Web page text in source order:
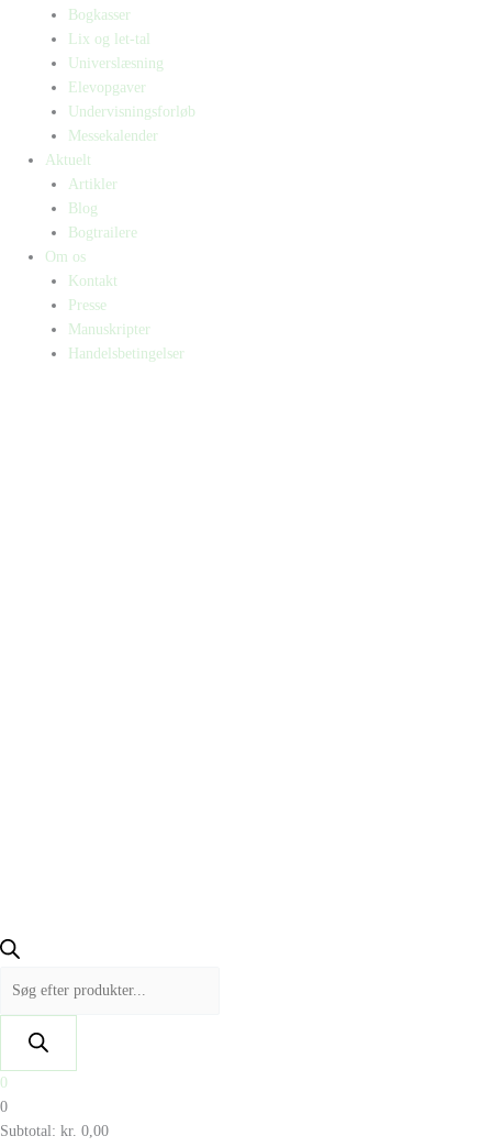
Bogkasser
Lix og let-tal
Universlæsning
Elevopgaver
Undervisningsforløb
Messekalender
Aktuelt
Artikler
Blog
Bogtrailere
Om os
Kontakt
Presse
Manuskripter
Handelsbetingelser
0
0
Subtotal: kr. 0,00